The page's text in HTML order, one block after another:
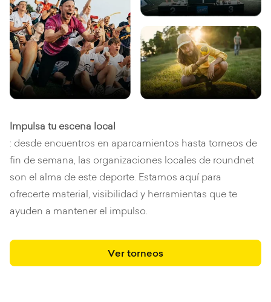
Impulsa tu escena local
: desde encuentros en aparcamientos hasta torneos de
fin de semana, las organizaciones locales de roundnet
son el alma de este deporte. Estamos aquí para
ofrecerte material, visibilidad y herramientas que te
ayuden a mantener el impulso.
Ver torneos